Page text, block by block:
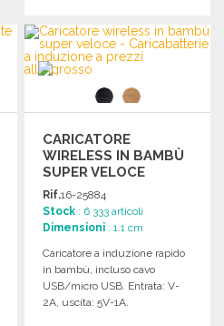
ORDINARE
Richiedi un preventivo
CARICATORE
WIRELESS IN BAMBÙ
SUPER VELOCE
Rif.16-25884
Stock : 6 333 articoli
Dimensioni : 1.1 cm
Caricatore a induzione rapido
in bambù, incluso cavo
USB/micro USB. Entrata: V-
2A, uscita: 5V-1A.